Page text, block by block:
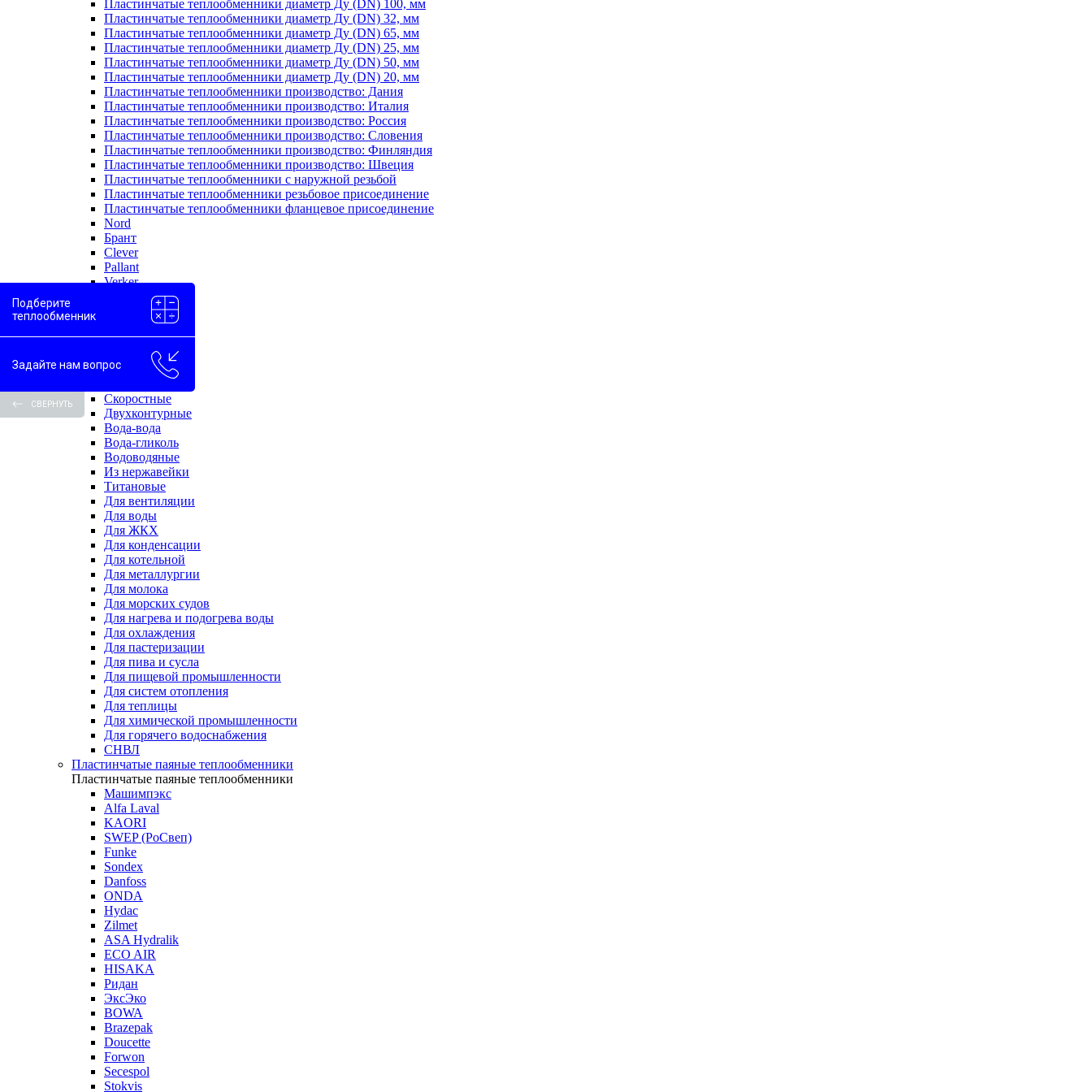
Пластинчатые теплообменники диаметр Ду (DN) 100, мм
Пластинчатые теплообменники диаметр Ду (DN) 32, мм
Пластинчатые теплообменники диаметр Ду (DN) 65, мм
Пластинчатые теплообменники диаметр Ду (DN) 25, мм
Пластинчатые теплообменники диаметр Ду (DN) 50, мм
Пластинчатые теплообменники диаметр Ду (DN) 20, мм
Пластинчатые теплообменники производство: Дания
Пластинчатые теплообменники производство: Италия
Пластинчатые теплообменники производство: Россия
Пластинчатые теплообменники производство: Словения
Пластинчатые теплообменники производство: Финляндия
Пластинчатые теплообменники производство: Швеция
Пластинчатые теплообменники с наружной резьбой
Пластинчатые теплообменники резьбовое присоединение
Пластинчатые теплообменники фланцевое присоединение
Nord
Брант
Clever
Pallant
Verker
Испарители
Масляные
Моноблоки
Одноходовые
Пароводяные
Скоростные
Двухконтурные
Вода-вода
Вода-гликоль
Водоводяные
Из нержавейки
Титановые
Для вентиляции
Для воды
Для ЖКХ
Для конденсации
Для котельной
Для металлургии
Для молока
Для морских судов
Для нагрева и подогрева воды
Для охлаждения
Для пастеризации
Для пива и сусла
Для пищевой промышленности
Для систем отопления
Для теплицы
Для химической промышленности
Для горячего водоснабжения
СНВЛ
Пластинчатые паяные теплообменники
Пластинчатые паяные теплообменники
Машимпэкс
Alfa Laval
KAORI
SWEP (РоСвеп)
Funke
Sondex
Danfoss
ONDA
Hydac
Zilmet
ASA Hydralik
ECO AIR
HISAKA
Ридан
ЭксЭко
BOWA
Brazepak
Doucette
Forwon
Secespol
Stokvis
Подберите
теплообменник
Задайте нам вопрос
СВЕРНУТЬ